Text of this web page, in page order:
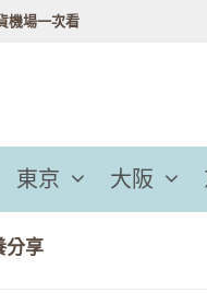
機場一次看
東京 大阪
分享